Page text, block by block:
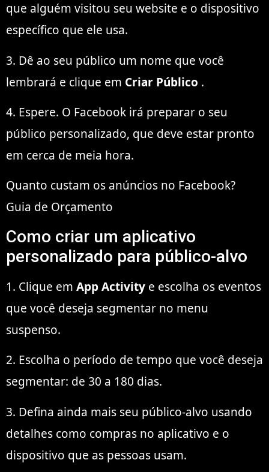
que alguém visitou seu website e o dispositivo
específico que ele usa.
3. Dê ao seu público um nome que você
lembrará e clique em Criar Público .
4. Espere. O Facebook irá preparar o seu
público personalizado, que deve estar pronto
em cerca de meia hora.
Quanto custam os anúncios no Facebook?
Guia de Orçamento
Como criar um aplicativo
personalizado para público-alvo
1. Clique em App Activity e escolha os eventos
que você deseja segmentar no menu
suspenso.
2. Escolha o período de tempo que você deseja
segmentar: de 30 a 180 dias.
3. Defina ainda mais seu público-alvo usando
detalhes como compras no aplicativo e o
dispositivo que as pessoas usam.